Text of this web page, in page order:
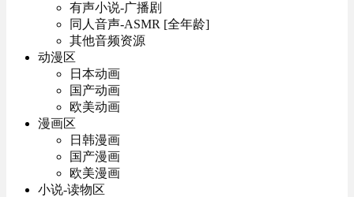
有声小说-广播剧
同人音声-ASMR [全年龄]
其他音频资源
动漫区
日本动画
国产动画
欧美动画
漫画区
日韩漫画
国产漫画
欧美漫画
小说-读物区